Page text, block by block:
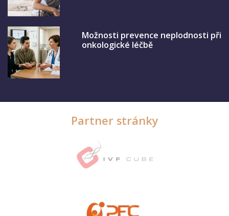
Možnosti prevence neplodnosti při
onkologické léčbě
Partner stránky